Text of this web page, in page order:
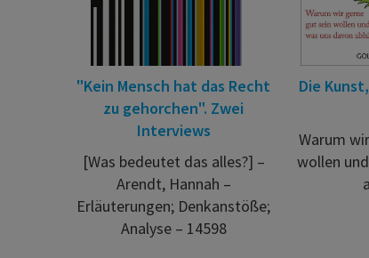
"Kein Mensch hat das Recht
zu gehorchen". Zwei
Interviews
[Was bedeutet das alles?] –
Arendt, Hannah –
Erläuterungen; Denkanstöße;
Analyse – 14598
Die
Warum
wollen